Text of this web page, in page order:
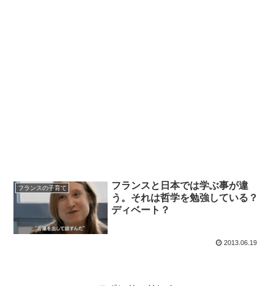
フランスの子育て
フランスと日本では学ぶ事が違
う。それは哲学を勉強している？
ディベート？
2013.06.19